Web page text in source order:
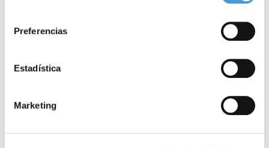
Preferencias
Estadística
Marketing
Noticias
relacionadas